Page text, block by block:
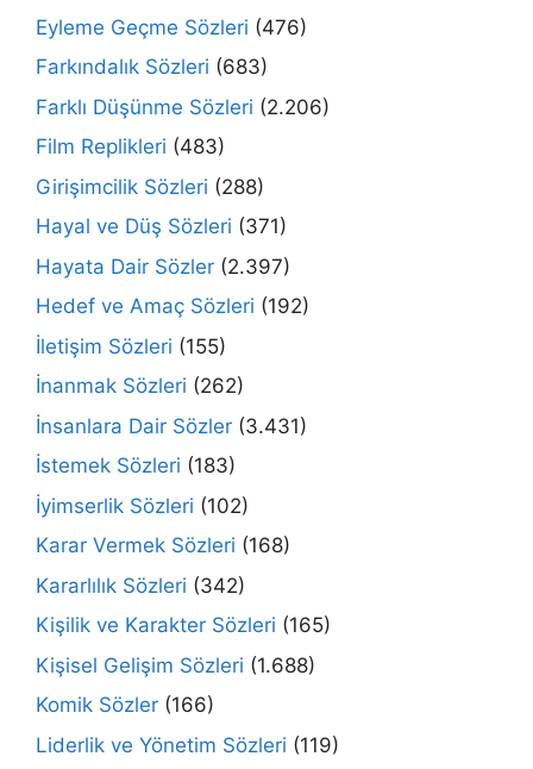
Eyleme Geçme Sözleri (476)
Farkındalık Sözleri (683)
Farklı Düşünme Sözleri (2.206)
Film Replikleri (483)
Girişimcilik Sözleri (288)
Hayal ve Düş Sözleri (371)
Hayata Dair Sözler (2.397)
Hedef ve Amaç Sözleri (192)
İletişim Sözleri (155)
İnanmak Sözleri (262)
İnsanlara Dair Sözler (3.431)
İstemek Sözleri (183)
İyimserlik Sözleri (102)
Karar Vermek Sözleri (168)
Kararlılık Sözleri (342)
Kişilik ve Karakter Sözleri (165)
Kişisel Gelişim Sözleri (1.688)
Komik Sözler (166)
Liderlik ve Yönetim Sözleri (119)